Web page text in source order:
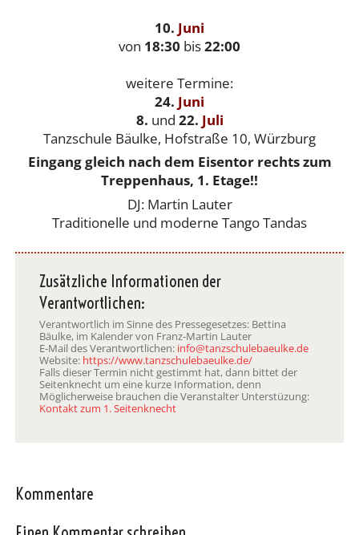
10. Juni
von 18:30 bis22:00
weitere Termine:
24. Juni
8. und 22. Juli
Tanzschule Bäulke, Hofstraße 10, Würzburg
Eingang gleich nach dem Eisentor rechts zum
Treppenhaus, 1. Etage!!
DJ: Martin Lauter
Traditionelle und moderne Tango Tandas
Zusätzliche Informationen der
Verantwortlichen:
Verantwortlich im Sinne des Pressegesetzes: Bettina
Bäulke, im Kalender von Franz-Martin Lauter
E-Mail des Verantwortlichen: info@tanzschulebaeulke.de
Website: https://www.tanzschulebaeulke.de/
Falls dieser Termin nicht gestimmt hat, dann bittet der
Seitenknecht um eine kurze Information, denn
Möglicherweise brauchen die Veranstalter Unterstüzung:
Kontakt zum 1. Seitenknecht
Kommentare